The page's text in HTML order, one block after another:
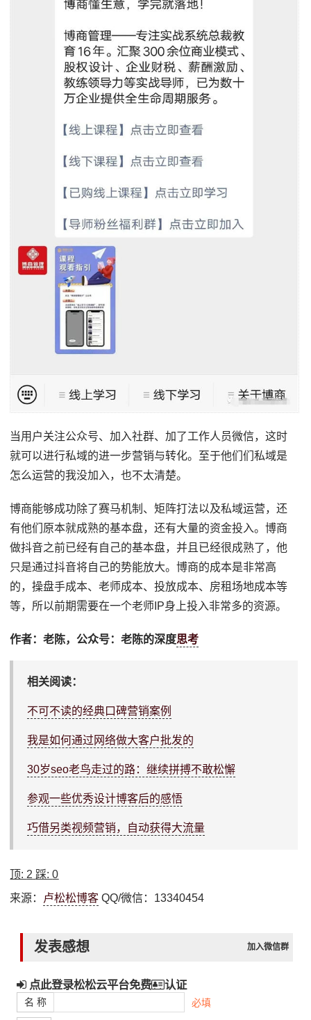
当用户关注公众号、加入社群、加了工作人员微信，这时
就可以进行私域的进一步营销与转化。至于他们们私域是
怎么运营的我没加入，也不太清楚。
博商能够成功除了赛马机制、矩阵打法以及私域运营，还
有他们原本就成熟的基本盘，还有大量的资金投入。博商
做抖音之前已经有自己的基本盘，并且已经很成熟了，他
只是通过抖音将自己的势能放大。博商的成本是非常高
的，操盘手成本、老师成本、投放成本、房租场地成本等
等，所以前期需要在一个老师IP身上投入非常多的资源。
作者：老陈，公众号：老陈的深度思考
相关阅读：
不可不读的经典口碑营销案例
我是如何通过网络做大客户批发的
30岁seo老鸟走过的路：继续拼搏不敢松懈
参观一些优秀设计博客后的感悟
巧借另类视频营销，自动获得大流量
顶: 2 踩:0
来源： 卢松松博客 QQ/微信：13340454
发表感想 加入微信群
点此登录松松云平台免费 认证
名 称 必填